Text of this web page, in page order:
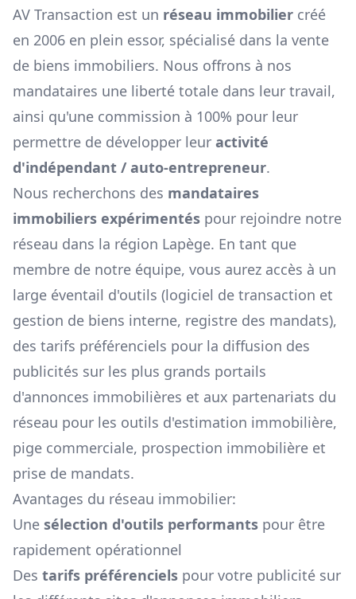
AV Transaction est un réseau immobilier créé
en 2006 en plein essor, spécialisé dans la vente
de biens immobiliers. Nous offrons à nos
mandataires une liberté totale dans leur travail,
ainsi qu'une commission à 100% pour leur
permettre de développer leur activité
d'indépendant / auto-entrepreneur.
Nous recherchons des mandataires
immobiliers expérimentés pour rejoindre notre
réseau dans la région Lapège. En tant que
membre de notre équipe, vous aurez accès à un
large éventail d'outils (logiciel de transaction et
gestion de biens interne, registre des mandats),
des tarifs préférenciels pour la diffusion des
publicités sur les plus grands portails
d'annonces immobilières et aux partenariats du
réseau pour les outils d'estimation immobilière,
pige commerciale, prospection immobilière et
prise de mandats.
Avantages du réseau immobilier:
Une sélection d'outils performants pour être
rapidement opérationnel
Des tarifs préférenciels pour votre publicité sur